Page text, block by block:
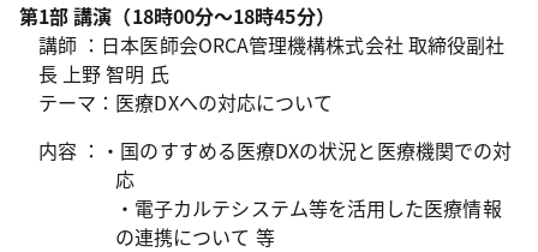
第1部 講演（18時00分～18時45分）
講師 ：日本医師会ORCA管理機構株式会社 取締役副社
長 上野 智明 氏
テーマ：医療DXへの対応について
内容 ：・国のすすめる医療DXの状況と医療機関での対
応
・電子カルテシステム等を活用した医療情報
の連携について 等